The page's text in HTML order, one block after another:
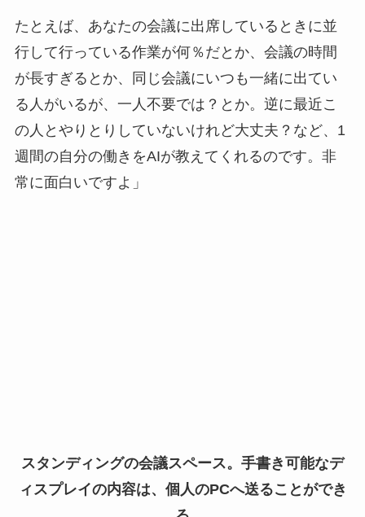
たとえば、あなたの会議に出席しているときに並
行して行っている作業が何％だとか、会議の時間
が長すぎるとか、同じ会議にいつも一緒に出てい
る人がいるが、一人不要では？とか。逆に最近こ
の人とやりとりしていないけれど大丈夫？など、1
週間の自分の働きをAIが教えてくれるのです。非
常に面白いですよ」
スタンディングの会議スペース。手書き可能なデ
ィスプレイの内容は、個人のPCへ送ることができ